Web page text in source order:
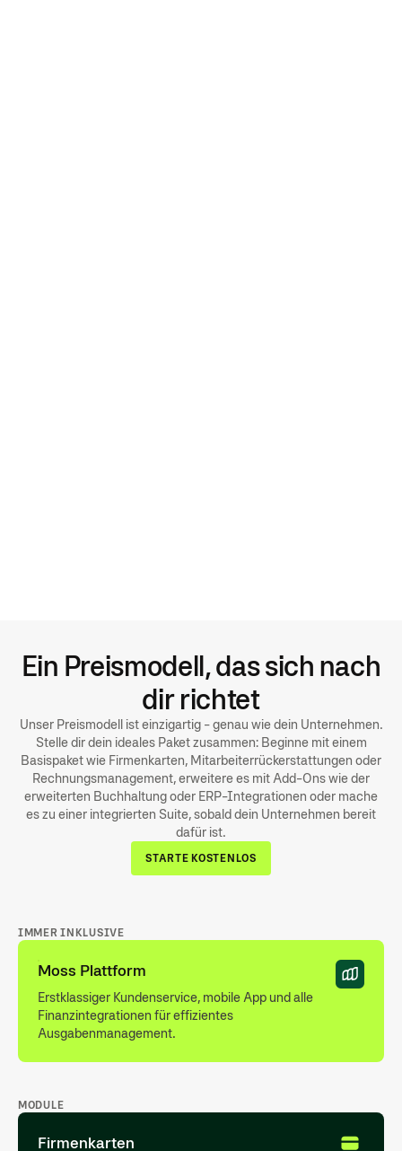
Ein Preismodell, das sich nach
dir richtet
Unser Preismodell ist einzigartig - genau wie dein Unternehmen.
Stelle dir dein ideales Paket zusammen: Beginne mit einem
Basispaket wie Firmenkarten, Mitarbeiterrückerstattungen oder
Rechnungsmanagement, erweitere es mit Add-Ons wie der
erweiterten Buchhaltung oder ERP-Integrationen oder mache
es zu einer integrierten Suite, sobald dein Unternehmen bereit
dafür ist.
STARTE KOSTENLOS
IMMER INKLUSIVE
Moss Plattform
Erstklassiger Kundenservice, mobile App und alle
Finanzintegrationen für effizientes
Ausgabenmanagement.
MODULE
Firmenkarten